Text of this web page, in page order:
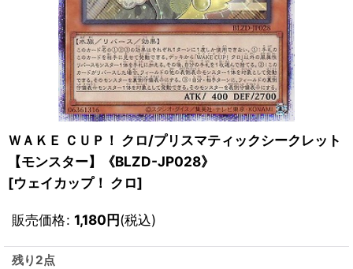
ＷＡＫＥ ＣＵＰ！ クロ/プリスマティックシークレット
【モンスター】《BLZD-JP028》
[ウェイカップ！ クロ]
販売価格: 1,180円(税込)
残り2点